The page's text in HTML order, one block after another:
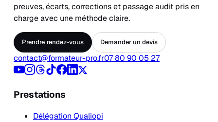
preuves, écarts, corrections et passage audit pris en
charge avec une méthode claire.
Prendre rendez-vous Demander un devis
contact@formateur-pro.fr07 80 90 05 27
Prestations
Délégation Qualiopi